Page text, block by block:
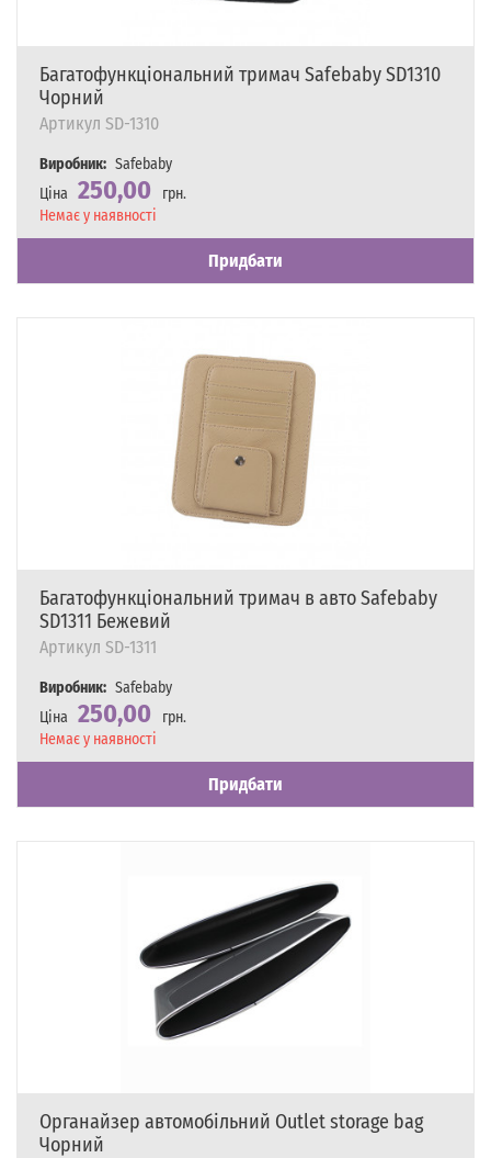
Багатофункціональний тримач Safebaby SD1310
Чорний
Артикул SD-1310
Виробник: Safebaby
Ціна 250,00
грн.
Наявність
Немає у наявності
Придбати
Багатофункціональний тримач в авто Safebaby
SD1311 Бежевий
Артикул SD-1311
Виробник: Safebaby
Ціна 250,00
грн.
Наявність
Немає у наявності
Придбати
Органайзер автомобільний Outlet storage bag
Чорний